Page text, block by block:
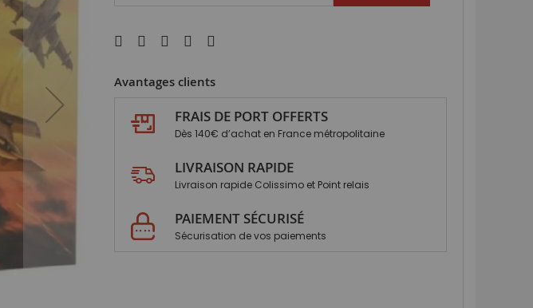
Avantages clients
FRAIS DE PORT OFFERTS
Dès 140€ d’achat en France métropolitaine
LIVRAISON RAPIDE
Livraison rapide Colissimo et Point relais
PAIEMENT SÉCURISÉ
Sécurisation de vos paiements